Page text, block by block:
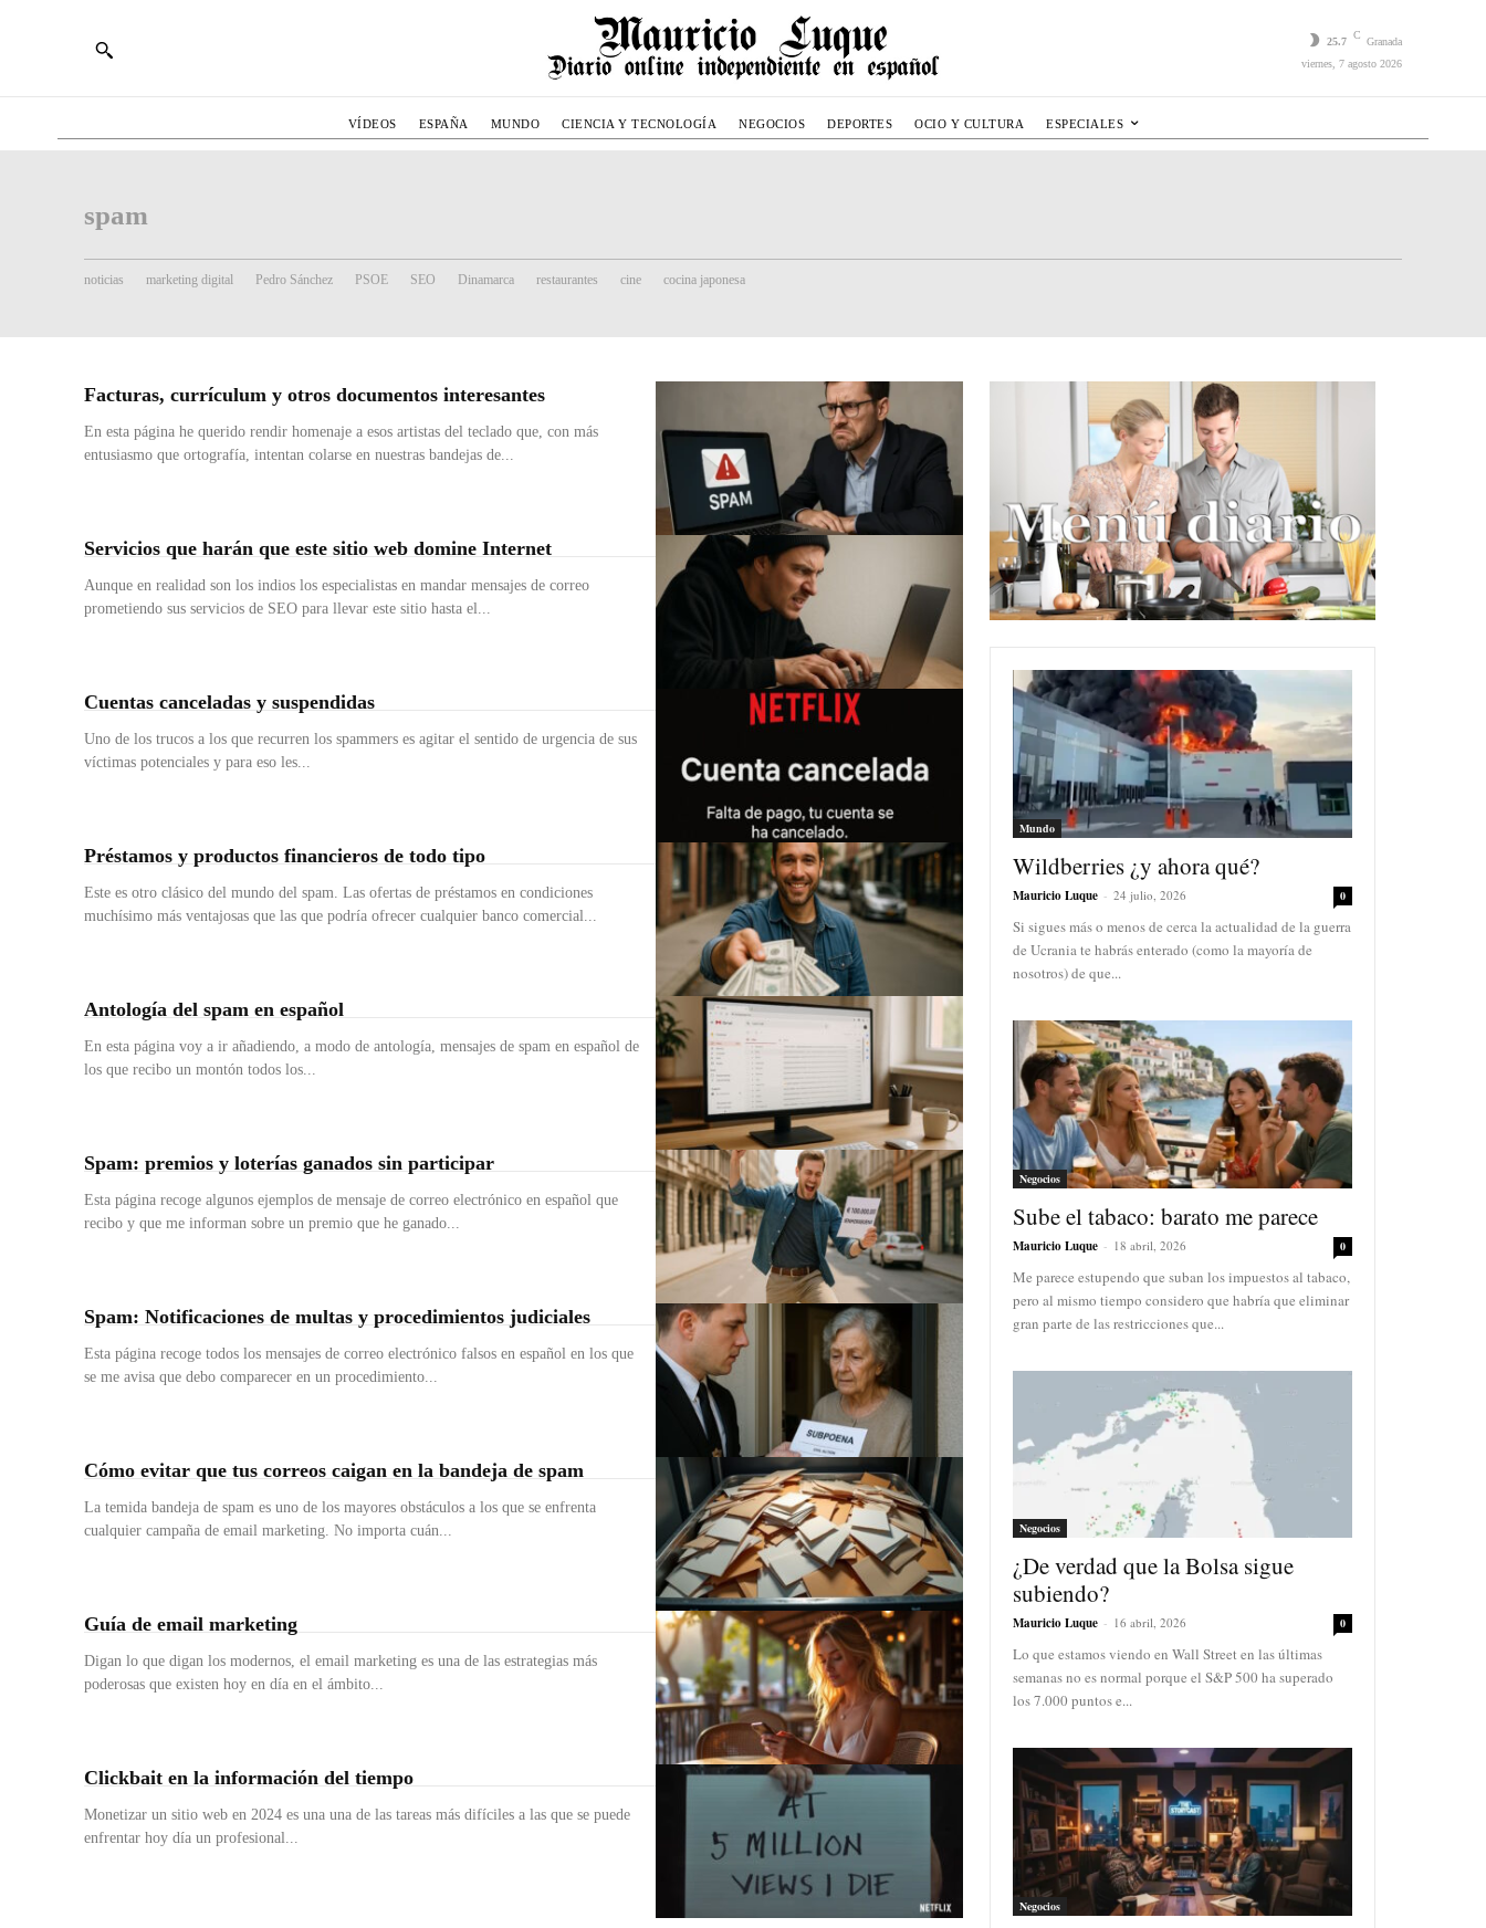
25.7
C
Granada
viernes, 7 agosto 2026
VÍDEOS ESPAÑA MUNDO CIENCIA Y TECNOLOGÍA NEGOCIOS DEPORTES OCIO Y CULTURA ESPECIALES
spam
noticias marketing digital Pedro Sánchez PSOE SEO Dinamarca restaurantes cine cocina japonesa
Facturas, currículum y otros documentos interesantes
En esta página he querido rendir homenaje a esos artistas del teclado que, con más
entusiasmo que ortografía, intentan colarse en nuestras bandejas de...
Servicios que harán que este sitio web domine Internet
Aunque en realidad son los indios los especialistas en mandar mensajes de correo
prometiendo sus servicios de SEO para llevar este sitio hasta el...
Cuentas canceladas y suspendidas
Uno de los trucos a los que recurren los spammers es agitar el sentido de urgencia de sus
víctimas potenciales y para eso les...
Préstamos y productos financieros de todo tipo
Este es otro clásico del mundo del spam. Las ofertas de préstamos en condiciones
muchísimo más ventajosas que las que podría ofrecer cualquier banco comercial...
Antología del spam en español
En esta página voy a ir añadiendo, a modo de antología, mensajes de spam en español de
los que recibo un montón todos los...
Spam: premios y loterías ganados sin participar
Esta página recoge algunos ejemplos de mensaje de correo electrónico en español que
recibo y que me informan sobre un premio que he ganado...
Spam: Notificaciones de multas y procedimientos judiciales
Esta página recoge todos los mensajes de correo electrónico falsos en español en los que
se me avisa que debo comparecer en un procedimiento...
Cómo evitar que tus correos caigan en la bandeja de spam
La temida bandeja de spam es uno de los mayores obstáculos a los que se enfrenta
cualquier campaña de email marketing. No importa cuán...
Guía de email marketing
Digan lo que digan los modernos, el email marketing es una de las estrategias más
poderosas que existen hoy en día en el ámbito...
Clickbait en la información del tiempo
Monetizar un sitio web en 2024 es una una de las tareas más difíciles a las que se puede
enfrentar hoy día un profesional...
Mundo
Wildberries ¿y ahora qué?
Mauricio Luque - 24 julio, 2026 0
Si sigues más o menos de cerca la actualidad de la guerra
de Ucrania te habrás enterado (como la mayoría de
nosotros) de que...
Negocios
Sube el tabaco: barato me parece
Mauricio Luque - 18 abril, 2026 0
Me parece estupendo que suban los impuestos al tabaco,
pero al mismo tiempo considero que habría que eliminar
gran parte de las restricciones que...
Negocios
¿De verdad que la Bolsa sigue
subiendo?
Mauricio Luque - 16 abril, 2026 0
Lo que estamos viendo en Wall Street en las últimas
semanas no es normal porque el S&P 500 ha superado
los 7.000 puntos e...
Negocios